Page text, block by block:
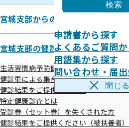
検索
申請書から探す
よくあるご質問
用語集から探す
問い合わせ・届
閉じる
宮城支部からのお知らせ
宮城支部の健診・保健指導のご案
生活習慣病予防健診とは
健診車による集合健診
健診結果をご提供ください
特定健康診査とは
受診券（セット券）を失くされた方
健診結果をご提供ください（被扶養者）
「保健事業等に関
析業務等」に係る
作成及び第三者へ
令和08年04月01日